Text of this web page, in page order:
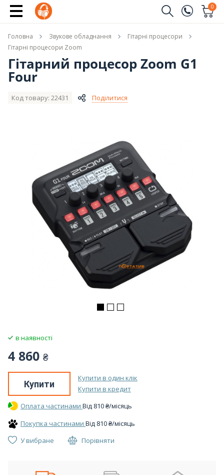
(096)
(044)
0
Ім'я
Телефон
Головна Звукове обладнання
Гітарні процесори
Гітарні процесори Zoom
Гітарний процесор Zoom G1
Four
Код товару: 22431 Поділитися
в наявності
4 860 ₴
Купити
Купити в один клік
Купити в кредит
Оплата частинами Вiд 810₴/місяць
Покупка частинами Вiд 810₴/місяць
У вибране
Порівняти
Купити